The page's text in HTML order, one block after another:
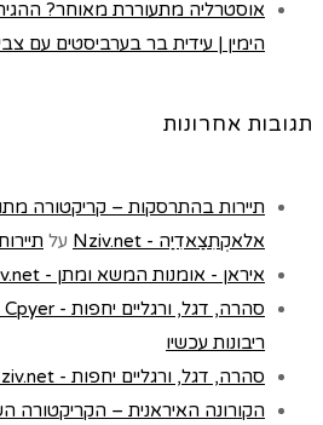
אוסטרליה מתעוררת מאוחר?
הימין | עידית בר בערביסטים עם
תגובות אחרונות
תיירות בהתרסקות – קריקטורה
אלאקְתִצַאדִיַה - Nziv.net
על
איראן - אומנות המשא ומתן - Nziv.net
סהרה, דגל, ורגליים יחפות - Nziv.net - Cpyer חדשות
ריבונות עכשיו
סהרה, דגל, ורגליים יחפות - Nziv.net
הקורונה האיראנית – הקריקטורה